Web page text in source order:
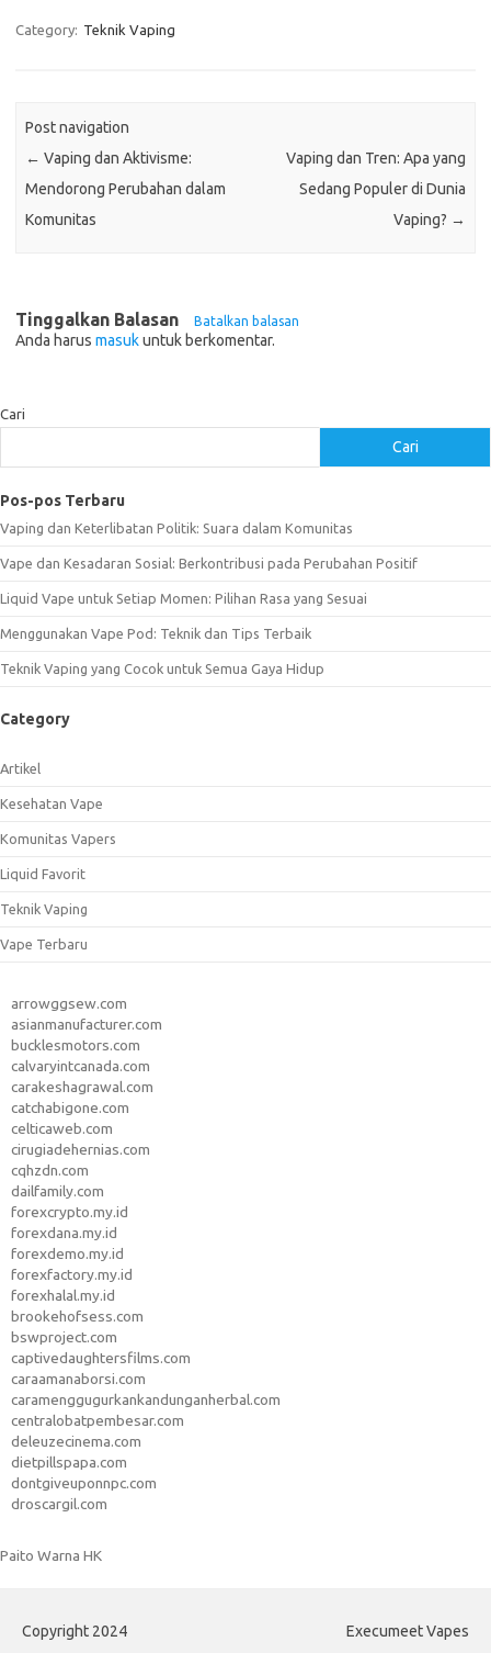
Category: Teknik Vaping
Post navigation
← Vaping dan Aktivisme:
Mendorong Perubahan dalam
Komunitas
Vaping dan Tren: Apa yang
Sedang Populer di Dunia
Vaping? →
Tinggalkan Balasan Batalkan balasan
Anda harus masukuntuk berkomentar.
Cari
Cari
Pos-pos Terbaru
Vaping dan Keterlibatan Politik: Suara dalam Komunitas
Vape dan Kesadaran Sosial: Berkontribusi pada Perubahan Positif
Liquid Vape untuk Setiap Momen: Pilihan Rasa yang Sesuai
Menggunakan Vape Pod: Teknik dan Tips Terbaik
Teknik Vaping yang Cocok untuk Semua Gaya Hidup
Category
Artikel
Kesehatan Vape
Komunitas Vapers
Liquid Favorit
Teknik Vaping
Vape Terbaru
arrowggsew.com
asianmanufacturer.com
bucklesmotors.com
calvaryintcanada.com
carakeshagrawal.com
catchabigone.com
celticaweb.com
cirugiadehernias.com
cqhzdn.com
dailfamily.com
forexcrypto.my.id
forexdana.my.id
forexdemo.my.id
forexfactory.my.id
forexhalal.my.id
brookehofsess.com
bswproject.com
captivedaughtersfilms.com
caraamanaborsi.com
caramenggugurkankandunganherbal.com
centralobatpembesar.com
deleuzecinema.com
dietpillspapa.com
dontgiveuponnpc.com
droscargil.com
Paito Warna HK
Copyright 2024 Execumeet Vapes